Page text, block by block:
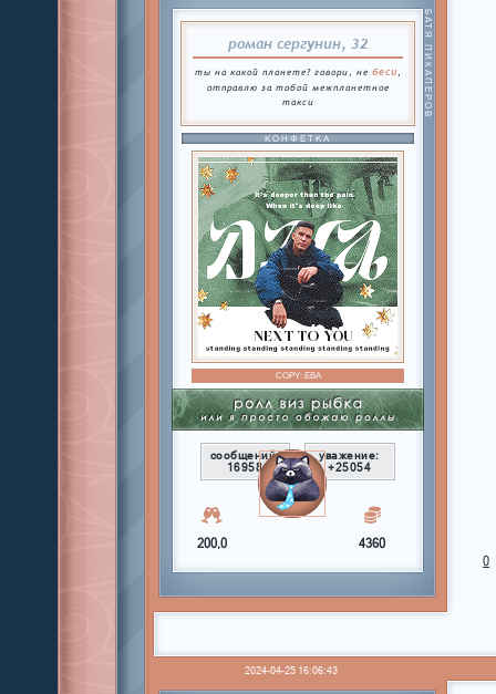
роман сергунин, 32
ты на какой планете? говори, не беси,
отправлю за тобой межпланетное
такси
БАТЯ ПИКАПЕРОВ
КОНФЕТКА
COPY:ЕВА
сообщений:
16958
уважение:
+25054
200,0
4360
0
2024-04-25 16:06:43